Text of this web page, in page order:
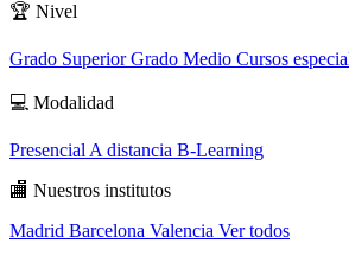
🏆 Nivel
Grado SuperiorGrado Medio Cursos
💻 Modalidad
Presencial A distancia B-Learning
🏬 Nuestros institutos
Madrid Barcelona Valencia Ver todos